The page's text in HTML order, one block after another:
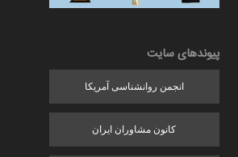
پیوندهای سایت
انجمن روانشناسی آمریکا
کانون مشاوران ایران